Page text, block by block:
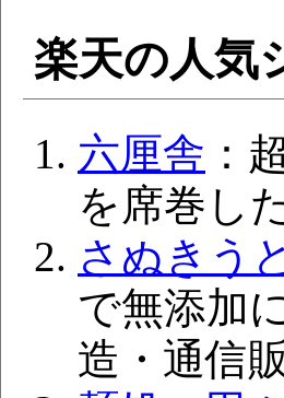
楽天の人
六厘舎 ：
を席巻し
さぬきう
で無添加
造・通信